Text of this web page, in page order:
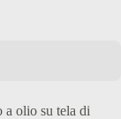
a olio su tela di